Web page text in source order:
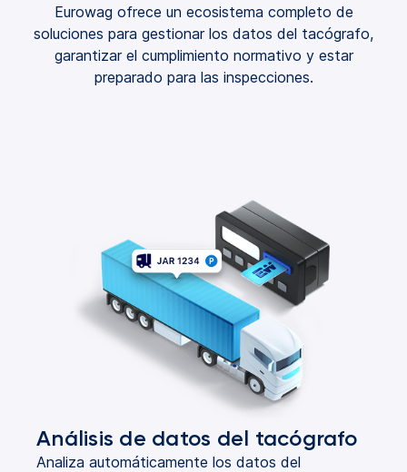
Eurowag ofrece un ecosistema completo de
soluciones para gestionar los datos del tacógrafo,
garantizar el cumplimiento normativo y estar
preparado para las inspecciones.
Análisis de datos del tacógrafo
Analiza automáticamente los datos del